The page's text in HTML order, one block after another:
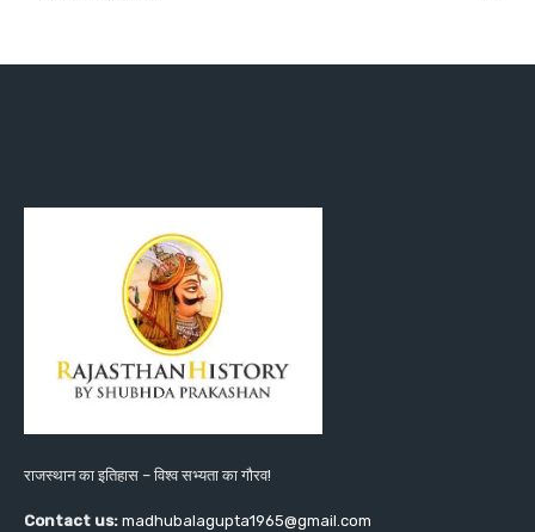
राजस्थान का इतिहास – विश्व सभ्यता का गौरव!
Contact us: madhubalagupta1965@gmail.com